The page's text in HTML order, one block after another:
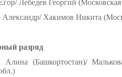
Лебедев Георгий
Александр/ Хакимов Никита
разряд
Алина (Башкортостан)/